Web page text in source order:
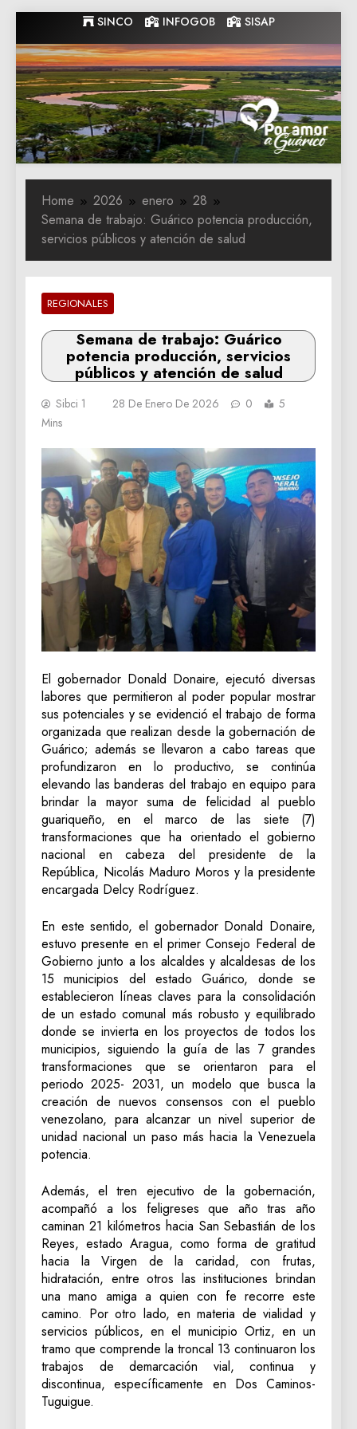
to
content
SINCO INFOGOB SISAP
Gobernacion
de Guarico
Gobernacion de Guarico
Home 2026 enero
28
Semana de trabajo: Guárico potencia producción,
servicios públicos y atención de salud
REGIONALES
Semana de trabajo: Guárico
potencia producción, servicios
públicos y atención de salud
Sibci 1 28 De Enero De 2026 0
5
Mins
El gobernador Donald Donaire, ejecutó diversas
labores que permitieron al poder popular mostrar
sus potenciales y se evidenció el trabajo de forma
organizada que realizan desde la gobernación de
Guárico; además se llevaron a cabo tareas que
profundizaron en lo productivo, se continúa
elevando las banderas del trabajo en equipo para
brindar la mayor suma de felicidad al pueblo
guariqueño, en el marco de las siete (7)
transformaciones que ha orientado el gobierno
nacional en cabeza del presidente de la
República, Nicolás Maduro Moros y la presidente
encargada Delcy Rodríguez.
En este sentido, el gobernador Donald Donaire,
estuvo presente en el primer Consejo Federal de
Gobierno junto a los alcaldes y alcaldesas de los
15 municipios del estado Guárico, donde se
establecieron líneas claves para la consolidación
de un estado comunal más robusto y equilibrado
donde se invierta en los proyectos de todos los
municipios, siguiendo la guía de las 7 grandes
transformaciones que se orientaron para el
periodo 2025- 2031, un modelo que busca la
creación de nuevos consensos con el pueblo
venezolano, para alcanzar un nivel superior de
unidad nacional un paso más hacia la Venezuela
potencia.
Además, el tren ejecutivo de la gobernación,
acompañó a los feligreses que año tras año
caminan 21 kilómetros hacia San Sebastián de los
Reyes, estado Aragua, como forma de gratitud
hacia la Virgen de la caridad, con frutas,
hidratación, entre otros las instituciones brindan
una mano amiga a quien con fe recorre este
camino. Por otro lado, en materia de vialidad y
servicios públicos, en el municipio Ortiz, en un
tramo que comprende la troncal 13 continuaron los
trabajos de demarcación vial, continua y
discontinua, específicamente en Dos Caminos-
Tuguigue.